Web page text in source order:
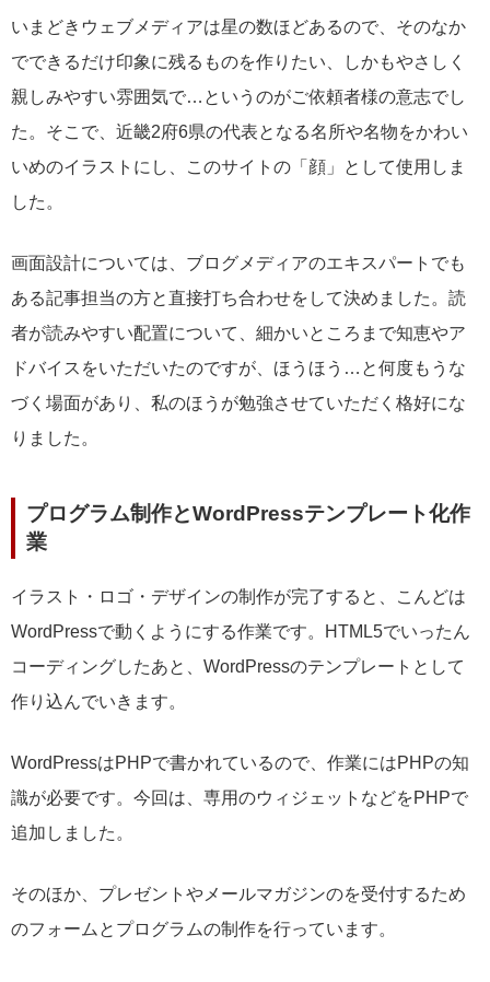
いまどきウェブメディアは星の数ほどあるので、そのなか
でできるだけ印象に残るものを作りたい、しかもやさしく
親しみやすい雰囲気で…というのがご依頼者様の意志でし
た。そこで、近畿2府6県の代表となる名所や名物をかわい
いめのイラストにし、このサイトの「顔」として使用しま
した。
画面設計については、ブログメディアのエキスパートでも
ある記事担当の方と直接打ち合わせをして決めました。読
者が読みやすい配置について、細かいところまで知恵やア
ドバイスをいただいたのですが、ほうほう…と何度もうな
づく場面があり、私のほうが勉強させていただく格好にな
りました。
プログラム制作とWordPressテンプレート化作
業
イラスト・ロゴ・デザインの制作が完了すると、こんどは
WordPressで動くようにする作業です。HTML5でいったん
コーディングしたあと、WordPressのテンプレートとして
作り込んでいきます。
WordPressはPHPで書かれているので、作業にはPHPの知
識が必要です。今回は、専用のウィジェットなどをPHPで
追加しました。
そのほか、プレゼントやメールマガジンのを受付するため
のフォームとプログラムの制作を行っています。